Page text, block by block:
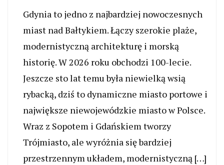
Gdynia to jedno z najbardziej nowoczesnych
miast nad Bałtykiem. Łączy szerokie plaże,
modernistyczną architekturę i morską
historię. W 2026 roku obchodzi 100-lecie.
Jeszcze sto lat temu była niewielką wsią
rybacką, dziś to dynamiczne miasto portowe i
największe niewojewódzkie miasto w Polsce.
Wraz z Sopotem i Gdańskiem tworzy
Trójmiasto, ale wyróżnia się bardziej
przestrzennym układem, modernistyczną […]